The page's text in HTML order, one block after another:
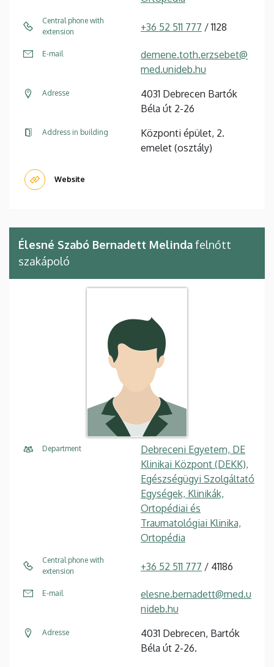
Central phone with
extension
+36 52 511 777 / 1128
E-mail
demene.toth.erzsebet@
med.unideb.hu
Adresse
4031 Debrecen Bartók
Béla út 2-26
Address in building
Központi épület, 2.
emelet (osztály)
Website
Élesné Szabó Bernadett Melindafelnőtt
szakápoló
Department
Debreceni Egyetem, DE
Klinikai Központ (DEKK),
Egészségügyi Szolgáltató
Egységek, Klinikák,
Ortopédiai és
Traumatológiai Klinika,
Ortopédia
Central phone with
extension
+36 52 511 777 / 41186
E-mail
elesne.bernadett@med.u
nideb.hu
Adresse
4031 Debrecen, Bartók
Béla út 2-26.